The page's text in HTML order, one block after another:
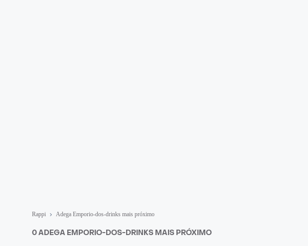
Rappi Adega Emporio-dos-drinks mais próximo
0 ADEGA EMPORIO-DOS-DRINKS MAIS PRÓXIMO